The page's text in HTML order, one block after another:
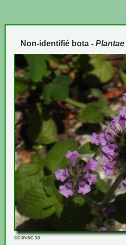
Non-identifié bota -Plantae
CC BY-NC 3.0